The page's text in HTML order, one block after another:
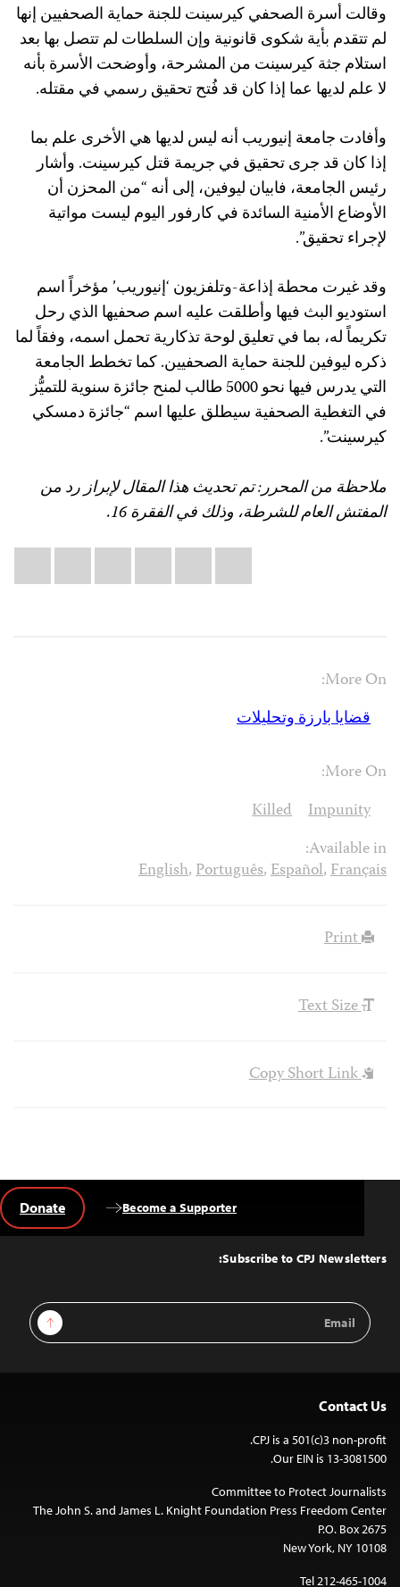
وقالت أسرة الصحفي كيرسينت للجنة حماية الصحفيين إنها
لم تتقدم بأية شكوى قانونية وإن السلطات لم تتصل بها بعد
استلام جثة كيرسينت من المشرحة، وأوضحت الأسرة بأنه
لا علم لديها عما إذا كان قد فُتح تحقيق رسمي في مقتله.
وأفادت جامعة إنيوريب أنه ليس لديها هي الأخرى علم بما
إذا كان قد جرى تحقيق في جريمة قتل كيرسينت. وأشار
رئيس الجامعة، فابيان ليوفين، إلى أنه “من المحزن أن
الأوضاع الأمنية السائدة في كارفور اليوم ليست مواتية
لإجراء تحقيق”.
وقد غيرت محطة إذاعة-وتلفزيون ‘إنيوريب’ مؤخراً اسم
استوديو البث فيها وأطلقت عليه اسم صحفيها الذي رحل
تكريماً له، بما في تعليق لوحة تذكارية تحمل اسمه، وفقاً لما
ذكره ليوفين للجنة حماية الصحفيين. كما تخطط الجامعة
التي يدرس فيها نحو 5000 طالب لمنح جائزة سنوية للتميُّز
في التغطية الصحفية سيطلق عليها اسم “جائزة دمسكي
كيرسينت”.
ملاحظة من المحرر: تم تحديث هذا المقال لإبراز رد من
المفتش العام للشرطة، وذلك في الفقرة 16.
More On:
قضايا بارزة وتحليلات
More On:
Impunity
Killed
Available in:
English,Português,Español,Français
Print
Text Size
Copy Short Link
Top
Subscribe to CPJ Newsletters:
Email
Address
Sign Up
Become a Supporter
Donate
Contact Us
CPJ is a 501(c)3 non-profit.
Our EIN is 13-3081500.
Committee to Protect Journalists
The John S. and James L. Knight Foundation Press Freedom Center
P.O. Box 2675
New York, NY 10108
Tel 212-465-1004